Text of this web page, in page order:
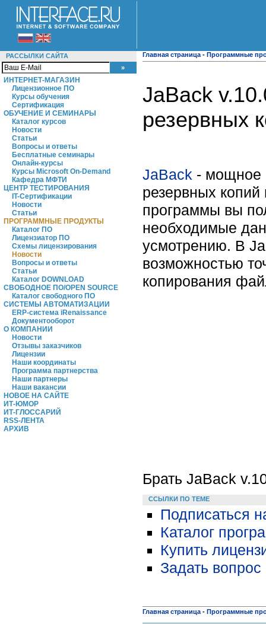
РАССЫЛКИ САЙТА
ИНТЕРНЕТ-МАГАЗИН
Лицензионное ПО
Курсы обучения
Сертификация
ОБУЧЕНИЕ И СЕМИНАРЫ
Каталог курсов
Новости
Статьи
Вопросы и ответы
Бесплатные семинары
Онлайн-курсы
Курсы Microsoft On-Demand
Кафедра МФТИ
ЦЕНТР ТЕСТИРОВАНИЯ
IT-Сертификации
Новости
Статьи
ПРОГРАММНЫЕ ПРОДУКТЫ
Каталог ПО
Лицензиатор ПО
Схемы лицензирования
Новости
Вопросы и ответы
Статьи
Каталог DOWNLOAD
СВОБОДНОЕ ПО/OPEN SOURCE
Каталог свободного ПО
СИСТЕМЫ АВТОМАТИЗАЦИИ
ERP-система iRenaissance
Документооборот
О КОМПАНИИ
Новости
Отзывы заказчиков
Лицензии
Наши координаты
Программа партнерства
Наши партнеры
Наши вакансии
НОВОЕ НА САЙТЕ
ИТ-ЮМОР
ИТ-ГЛОССАРИЙ
RSS-ЛЕНТА
АРХИВ
Главная страница - Программные
JaBack
резервных
JaBack - мощное
резервных
программы вы
необходимые
усмотрению. В
возможностью
копирования
Брать JaBack
ССЫЛКИ ПО ТЕМЕ
Подписаться
Каталог
Купить
Задать
Главная страница - Программные